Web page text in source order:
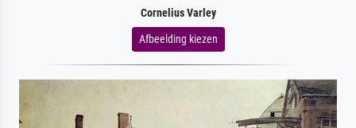
Cornelius Varley
Afbeelding kiezen